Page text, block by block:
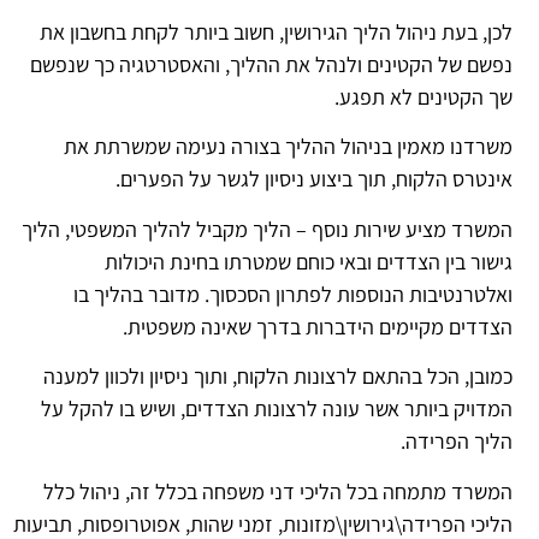
לכן, בעת ניהול הליך הגירושין, חשוב ביותר לקחת בחשבון את
נפשם של הקטינים ולנהל את ההליך, והאסטרטגיה כך שנפשם
שך הקטינים לא תפגע.
משרדנו מאמין בניהול ההליך בצורה נעימה שמשרתת את
אינטרס הלקוח, תוך ביצוע ניסיון לגשר על הפערים.
המשרד מציע שירות נוסף – הליך מקביל להליך המשפטי, הליך
גישור בין הצדדים ובאי כוחם שמטרתו בחינת היכולות
ואלטרנטיבות הנוספות לפתרון הסכסוך. מדובר בהליך בו
הצדדים מקיימים הידברות בדרך שאינה משפטית.
כמובן, הכל בהתאם לרצונות הלקוח, ותוך ניסיון ולכוון למענה
המדויק ביותר אשר עונה לרצונות הצדדים, ושיש בו להקל על
הליך הפרידה.
המשרד מתמחה בכל הליכי דני משפחה בכלל זה, ניהול כלל
הליכי הפרידה\גירושין\מזונות, זמני שהות, אפוטרופסות, תביעות